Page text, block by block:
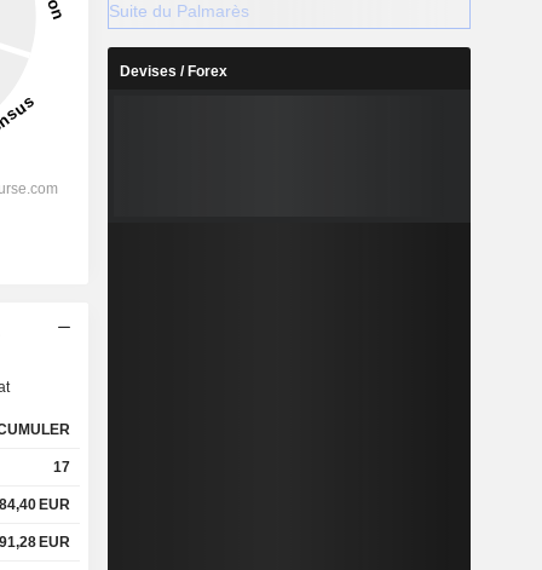
17
84,40 EUR
91,28 EUR
Suite du Palmarès
Devises / Forex